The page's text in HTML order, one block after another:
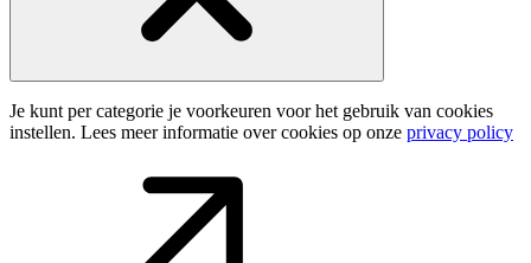
Je kunt per categorie je voorkeuren voor het gebruik van cookies
instellen. Lees meer informatie over cookies op onze privacy policy